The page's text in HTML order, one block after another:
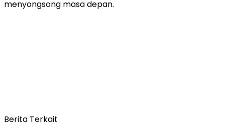
menyongsong masa depan.
Berita Terkait